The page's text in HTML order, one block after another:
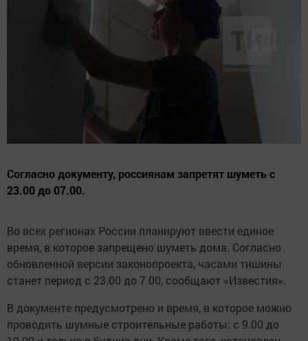
Согласно документу, россиянам запретят шуметь с
23.00 до 07.00.
Во всех регионах России планируют ввести единое
время, в которое запрещено шуметь дома. Согласно
обновленной версии законопроекта, часами тишины
станет период с 23.00 до 7.00, сообщают «Известия».
В документе предусмотрено и время, в которое можно
проводить шумные строительные работы: с 9.00 до